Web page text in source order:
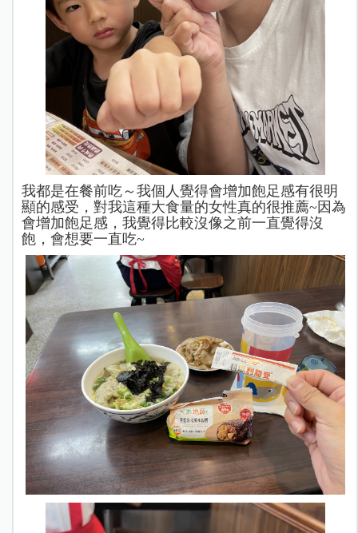
我都是在餐前吃～我個人覺得會增加飽足感有很明
顯的感受，對我這種大食量的女性真的很推薦~因為
會增加飽足感，我覺得比較沒像之前一直覺得沒
飽，會想要一直吃~